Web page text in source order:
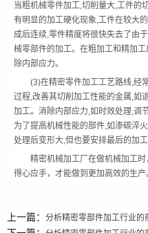
当粗机械零件加工,切削量大,工件的
有明显的加工硬化现象,工件在较大
成后连续,零件精度将很快失去了由
械零部件的加工。在粗加工和精加
除内部应力。
(3)在精密零件加工工艺路线,经常
过程,改善其切削加工性能的金属,如
加工。消除内部应力,如时效处理,调
为了提高机械性能的部件,如渗碳淬
处理后变形大,但也要安排最后的加工
精密机械加工厂在做机械加工时
得心应手，才能做到更加高效的生产
上一篇： 分析精密零部件加工行业的